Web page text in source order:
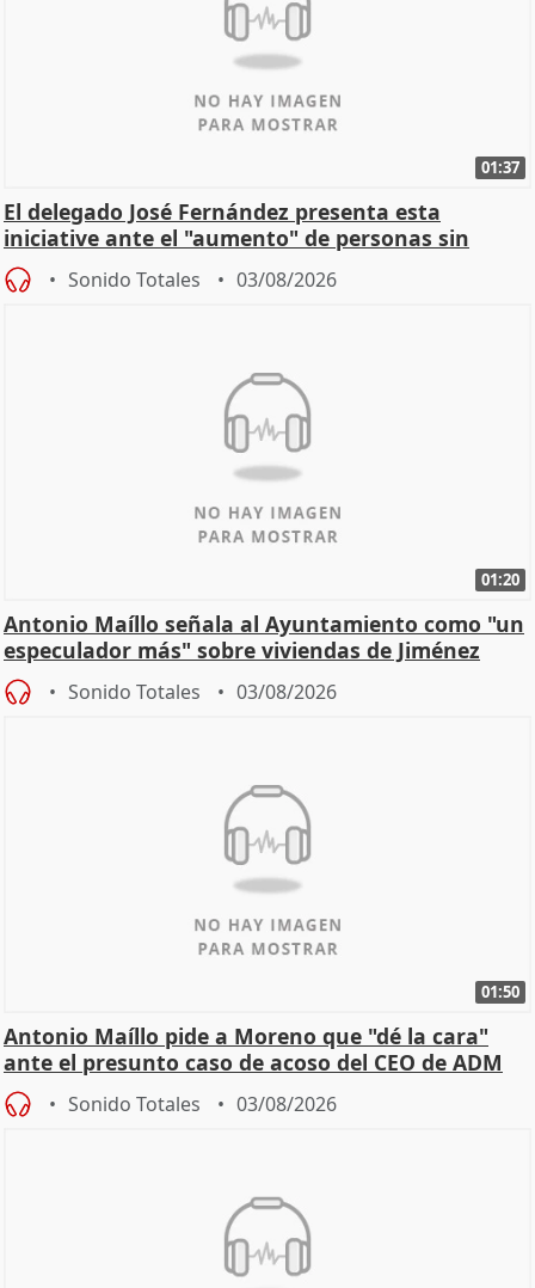
01:37
El delegado José Fernández presenta esta
iniciative ante el "aumento" de personas sin
hogar en Madri
Sonido Totales 03/08/2026
01:20
Antonio Maíllo señala al Ayuntamiento como "un
especulador más" sobre viviendas de Jiménez
Becerril
Sonido Totales 03/08/2026
01:50
Antonio Maíllo pide a Moreno que "dé la cara"
ante el presunto caso de acoso del CEO de ADM
Sonido Totales 03/08/2026